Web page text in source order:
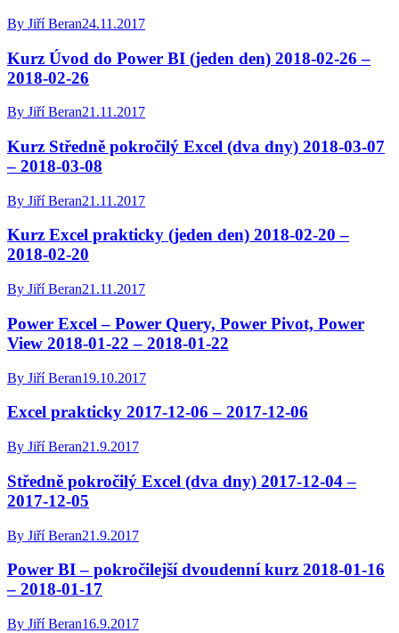
By Jiří Beran24.11.2017
Kurz Úvod do Power BI (jeden den) 2018-02-26 –
2018-02-26
By Jiří Beran21.11.2017
Kurz Středně pokročilý Excel (dva dny) 2018-03-07
– 2018-03-08
By Jiří Beran21.11.2017
Kurz Excel prakticky (jeden den) 2018-02-20 –
2018-02-20
By Jiří Beran21.11.2017
Power Excel – Power Query, Power Pivot, Power
View 2018-01-22 – 2018-01-22
By Jiří Beran19.10.2017
Excel prakticky 2017-12-06 – 2017-12-06
By Jiří Beran21.9.2017
Středně pokročilý Excel (dva dny) 2017-12-04 –
2017-12-05
By Jiří Beran21.9.2017
Power BI – pokročilejší dvoudenní kurz 2018-01-16
– 2018-01-17
By Jiří Beran16.9.2017